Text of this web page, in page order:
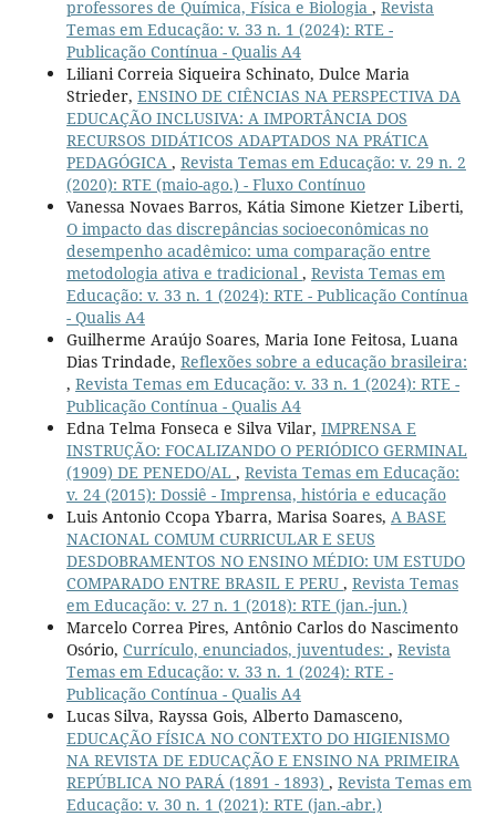
professores de Química, Física e Biologia , Revista
Temas em Educação: v. 33 n. 1 (2024): RTE -
Publicação Contínua - Qualis A4
Liliani Correia Siqueira Schinato, Dulce Maria
Strieder, ENSINO DE CIÊNCIAS NA PERSPECTIVA DA
EDUCAÇÃO INCLUSIVA: A IMPORTÂNCIA DOS
RECURSOS DIDÁTICOS ADAPTADOS NA PRÁTICA
PEDAGÓGICA , Revista Temas em Educação: v. 29 n. 2
(2020): RTE (maio-ago.) - Fluxo Contínuo
Vanessa Novaes Barros, Kátia Simone Kietzer Liberti,
O impacto das discrepâncias socioeconômicas no
desempenho acadêmico: uma comparação entre
metodologia ativa e tradicional , Revista Temas em
Educação: v. 33 n. 1 (2024): RTE - Publicação Contínua
- Qualis A4
Guilherme Araújo Soares, Maria Ione Feitosa, Luana
Dias Trindade, Reflexões sobre a educação brasileira:
, Revista Temas em Educação: v. 33 n. 1 (2024): RTE -
Publicação Contínua - Qualis A4
Edna Telma Fonseca e Silva Vilar, IMPRENSA E
INSTRUÇÃO: FOCALIZANDO O PERIÓDICO GERMINAL
(1909) DE PENEDO/AL , Revista Temas em Educação:
v. 24 (2015): Dossiê - Imprensa, história e educação
Luis Antonio Ccopa Ybarra, Marisa Soares, A BASE
NACIONAL COMUM CURRICULAR E SEUS
DESDOBRAMENTOS NO ENSINO MÉDIO: UM ESTUDO
COMPARADO ENTRE BRASIL E PERU , Revista Temas
em Educação: v. 27 n. 1 (2018): RTE (jan.-jun.)
Marcelo Correa Pires, Antônio Carlos do Nascimento
Osório, Currículo, enunciados, juventudes: , Revista
Temas em Educação: v. 33 n. 1 (2024): RTE -
Publicação Contínua - Qualis A4
Lucas Silva, Rayssa Gois, Alberto Damasceno,
EDUCAÇÃO FÍSICA NO CONTEXTO DO HIGIENISMO
NA REVISTA DE EDUCAÇÃO E ENSINO NA PRIMEIRA
REPÚBLICA NO PARÁ (1891 - 1893) , Revista Temas em
Educação: v. 30 n. 1 (2021): RTE (jan.-abr.)